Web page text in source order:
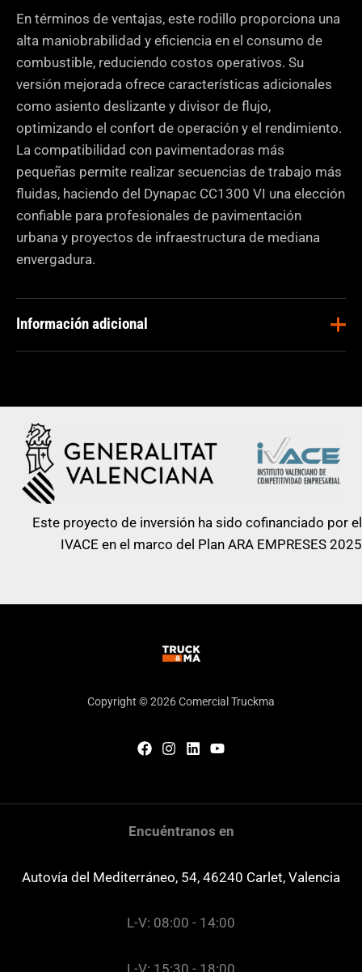
En términos de ventajas, este rodillo proporciona una
alta maniobrabilidad y eficiencia en el consumo de
combustible, reduciendo costos operativos. Su
versión mejorada ofrece características adicionales
como asiento deslizante y divisor de flujo,
optimizando el confort de operación y el rendimiento.
La compatibilidad con pavimentadoras más
pequeñas permite realizar secuencias de trabajo más
fluidas, haciendo del Dynapac CC1300 VI una elección
confiable para profesionales de pavimentación
urbana y proyectos de infraestructura de mediana
envergadura.
Información adicional
operativa
Aplicaciones Construcción
Ancho de
rodadura
Carga
N/A
Este proyecto de inversión ha sido cofinanciado por el
IVACE en el marco del Plan ARA EMPRESES 2025
Copyright © 2026 Comercial Truckma
Encuéntranos en
Autovía del Mediterráneo, 54, 46240 Carlet, Valencia
L-V: 08:00 - 14:00